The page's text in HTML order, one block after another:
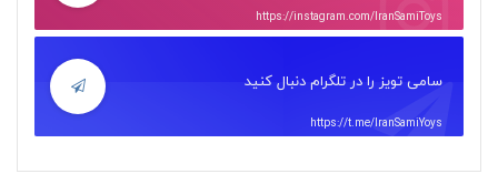
https://instagram.com/IranSamiToys
سامی تویز را در تلگرام دنبال کنید
https://t.me/IranSamiYoys